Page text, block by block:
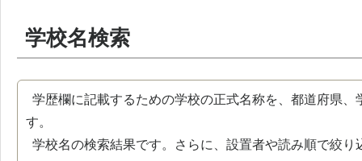
学校名検索
学歴欄に記載するための学校の正式名称を、都道府県
す。
学校名の検索結果です。さらに、設置者や読み順で絞り